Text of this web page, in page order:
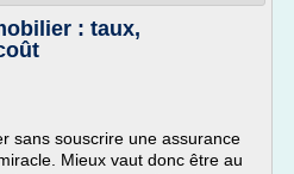
: taux,
sans souscrire une assurance
Mieux vaut donc être au